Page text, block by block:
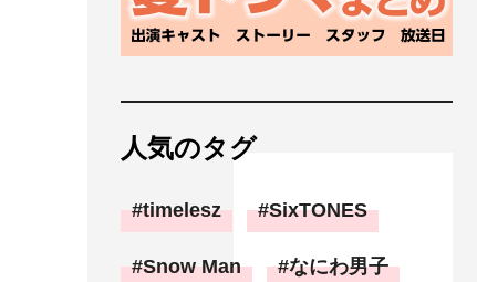
人気のタグ
timelesz SixTONES
Snow Man なにわ男子